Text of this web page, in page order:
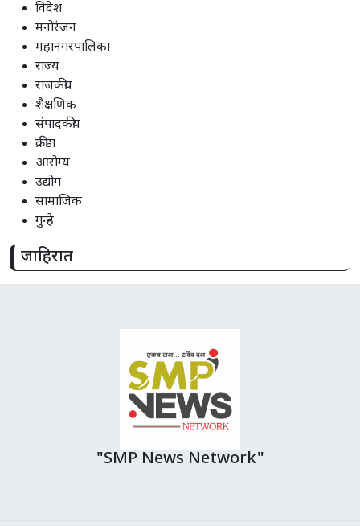
विदेश
मनोरंजन
महानगरपालिका
राज्य
राजकीय
शैक्षणिक
संपादकीय
क्रीडा
आरोग्य
उद्योग
सामाजिक
गुन्हे
जाहिरात
"SMP News Network"